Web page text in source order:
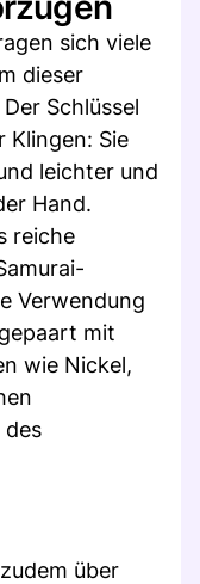
sich viele
dieser
Schlüssel
Klingen: Sie
leichter und
Hand.
reiche
Verwendung
mit
wie Nickel,
des
über